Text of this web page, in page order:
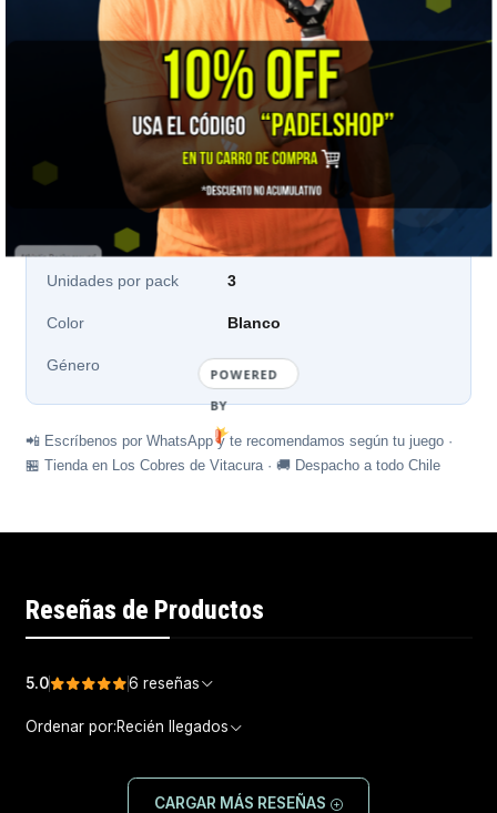
📋 Ficha técnica
Tilki
Tilki Pro
Overgrip
Unidades por pack 3
Color Blanco
Género Unisex
📲 Escríbenos por WhatsApp y te recomendamos según tu juego ·
🏪 Tienda en Los Cobres de Vitacura · 🚚 Despacho a todo Chile
Reseñas de Productos
5.0 6 reseñas
Ordenar por:Recién llegados
CARGAR MÁS RESEÑAS
POWERED
BY